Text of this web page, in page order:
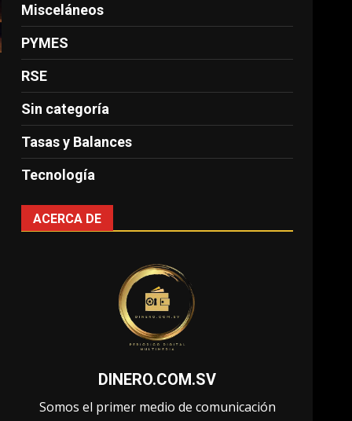
Misceláneos
PYMES
RSE
Sin categoría
Tasas y Balances
Tecnología
ACERCA DE
DINERO.COM.SV
Somos el primer medio de comunicación